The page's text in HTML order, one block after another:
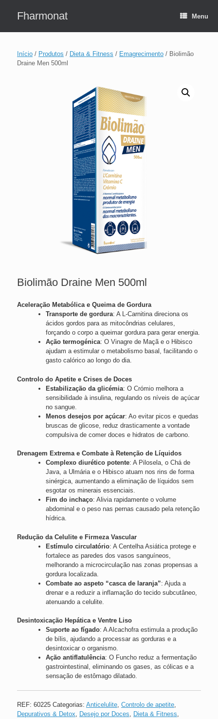
Fharmonat Menu
Início / Produtos / Dieta & Fitness / Emagrecimento / Biolimão
Draine Men 500ml
Biolimão Draine Men 500ml
Aceleração Metabólica e Queima de Gordura
Transporte de gordura: A L-Carnitina direciona os
ácidos gordos para as mitocôndrias celulares,
forçando o corpo a queimar gordura para gerar energia.
Ação termogénica: O Vinagre de Maçã e o Hibisco
ajudam a estimular o metabolismo basal, facilitando o
gasto calórico ao longo do dia.
Controlo do Apetite e Crises de Doces
Estabilização da glicémia: O Crómio melhora a
sensibilidade à insulina, regulando os níveis de açúcar
no sangue.
Menos desejos por açúcar: Ao evitar picos e quedas
bruscas de glicose, reduz drasticamente a vontade
compulsiva de comer doces e hidratos de carbono.
Drenagem Extrema e Combate à Retenção de Líquidos
Complexo diurético potente: A Pilosela, o Chá de
Java, a Ulmária e o Hibisco atuam nos rins de forma
sinérgica, aumentando a eliminação de líquidos sem
esgotar os minerais essenciais.
Fim do inchaço: Alivia rapidamente o volume
abdominal e o peso nas pernas causado pela retenção
hídrica.
Redução da Celulite e Firmeza Vascular
Estímulo circulatório: A Centelha Asiática protege e
fortalece as paredes dos vasos sanguíneos,
melhorando a microcirculação nas zonas propensas a
gordura localizada.
Combate ao aspeto “casca de laranja”: Ajuda a
drenar e a reduzir a inflamação do tecido subcutâneo,
atenuando a celulite.
Desintoxicação Hepática e Ventre Liso
Suporte ao fígado: A Alcachofra estimula a produção
de bílis, ajudando a processar as gorduras e a
desintoxicar o organismo.
Ação antiflatulência: O Funcho reduz a fermentação
gastrointestinal, eliminando os gases, as cólicas e a
sensação de estômago dilatado.
REF: 60225 Categorias: Anticelulite, Controlo de apetite,
Depurativos & Detox, Desejo por Doces, Dieta & Fitness,